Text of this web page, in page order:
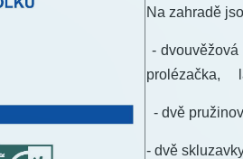
Na zahradě
-
prolézačka,
- dvě
- dvě